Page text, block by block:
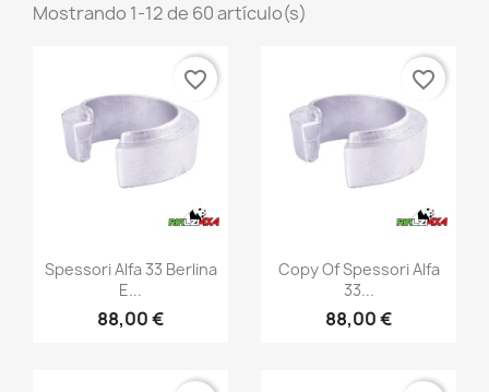
Mostrando 1-12 de 60 artículo(s)
Vista rápida
Spessori Alfa 33 Berlina
E...
88,00 €
favorite_border
Vista rápida
Copy Of Spessori Alfa
33...
88,00 €
favorite_border